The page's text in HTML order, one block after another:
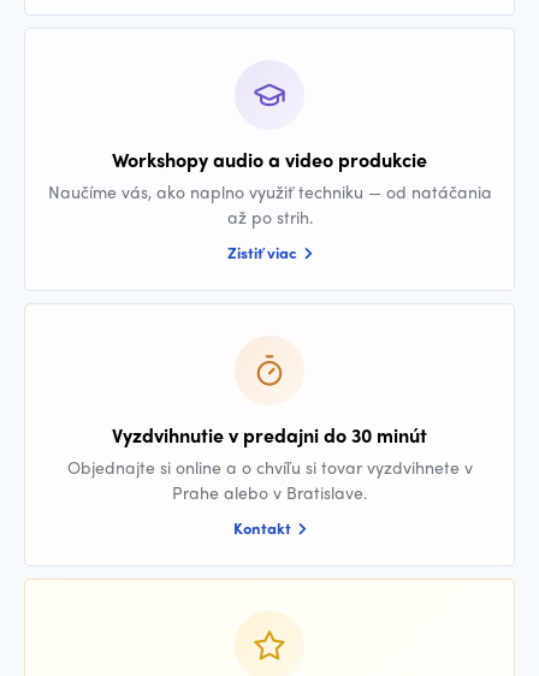
Workshopy audio a video produkcie
Naučíme vás, ako naplno využiť techniku — od natáčania
až po strih.
Zistiť viac
Vyzdvihnutie v predajni do 30 minút
Objednajte si online a o chvíľu si tovar vyzdvihnete v
Prahe alebo v Bratislave.
Kontakt